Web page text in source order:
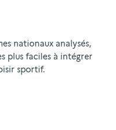
nationaux analysés,
plus faciles à intégrer
sportif.